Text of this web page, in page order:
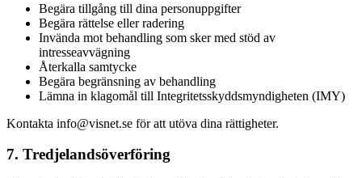
Begära tillgång till dina personuppgifter
Begära rättelse eller radering
Invända mot behandling som sker med stöd av
intresseavvägning
Återkalla samtycke
Begära begränsning av behandling
Lämna in klagomål till Integritetsskyddsmyndigheten (IMY)
Kontakta info@visnet.se för att utöva dina rättigheter.
7. Tredjelandsöverföring